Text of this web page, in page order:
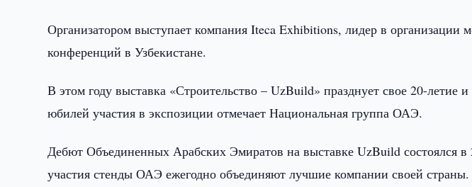
Организатором выступает компания Iteca Exhibitions, лидер в организации
конференций в Узбекистане.
В этом году выставка «Строительство – UzBuild» празднует свое 20-летие
юбилей участия в экспозиции отмечает Национальная группа ОАЭ.
Дебют Объединенных Арабских Эмиратов на выставке UzBuild состоялся в
участия стенды ОАЭ ежегодно объединяют лучшие компании своей страны.